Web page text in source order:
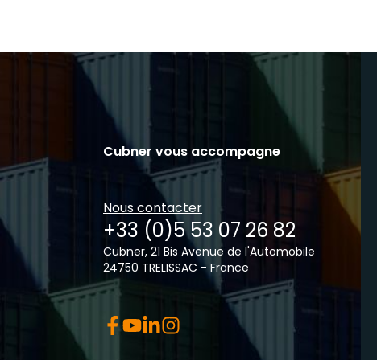
Cubner vous accompagne
Nous contacter
+33 (0)5 53 07 26 82
Cubner, 21 Bis Avenue de l'Automobile
24750 TRELISSAC - France